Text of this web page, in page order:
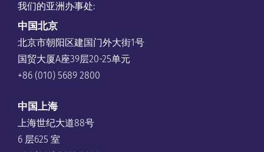
我们的亚洲办事处:
中国北京
北京市朝阳区建国门外大街1号
国贸大厦A座39层20-25单元
+86 (010) 5689 2800
中国上海
上海世纪大道88号
6 层625 室